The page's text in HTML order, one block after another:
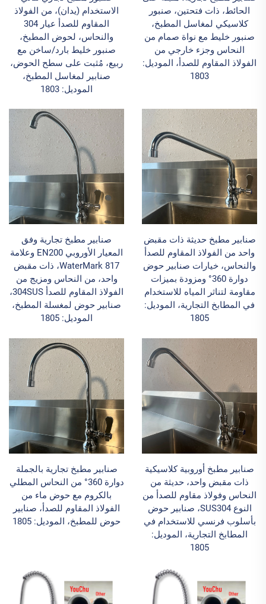
الحائط، ذات فتحتين، صنبور
كلاسيكي لمغاسل المطبخ،
صنبور خليط مع نواة صمام من
النحاس وجزء خارجي من
الفولاذ المقاوم للصدأ، الموديل:
1803
الاستخدام (يدان)، من الفولاذ
المقاوم للصدأ عيار 304
والنحاس، لحوض المطبخ،
صنبور خليط بارد/ساخن مع
ربيع، مُثبت على سطح الحوض،
صنابير لمغاسل المطبخ،
الموديل: 1803
صنابير مطبخ حديثة ذات مقبض
واحد من الفولاذ المقاوم للصدأ
والنحاس، خيارات صنابير حوض
دوارة 360° ومزودة بميزات
مقاومة لتناثر المياه للاستخدام
في المطابخ التجارية، الموديل:
1805
صنابير مطبخ تجارية وفق
المعيار الأوروبي EN200 وعلامة
WaterMark 817، ذات مقبض
واحد، من النحاس ومزيج من
الفولاذ المقاوم للصدأ 304SUS،
صنابير حوض لمغسلة المطبخ،
الموديل: 1805
صنابير مطبخ أوروبية كلاسيكية
ذات مقبض واحد، حديثة من
النحاس وفولاذ مقاوم للصدأ من
النوع SUS304، صنابير حوض
بأسلوب فرنسي للاستخدام في
المطابخ التجارية، الموديل:
1805
صنابير مطبخ تجارية بالجملة
دوارة 360° من النحاس المطلي
بالكروم مع حوض ماء من
الفولاذ المقاوم للصدأ، صنابير
حوض للمطبخ، الموديل: 1805